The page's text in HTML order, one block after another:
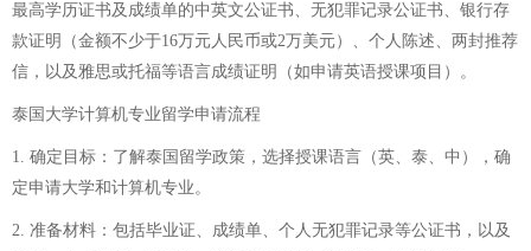
最高学历证书及成绩单的中英文公证书、无犯罪记录公证书、银行存
款证明（金额不少于16万元人民币或2万美元）、个人陈述、两封推荐
信，以及雅思或托福等语言成绩证明（如申请英语授课项目）。
泰国大学计算机专业留学申请流程
1. 确定目标：了解泰国留学政策，选择授课语言（英、泰、中），确
定申请大学和计算机专业。
2. 准备材料：包括毕业证、成绩单、个人无犯罪记录等公证书，以及